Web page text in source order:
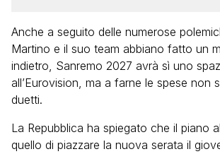
Anche a seguito delle numerose
Martino e il suo team abbiano fatto un
indietro, Sanremo 2027 avrà sì uno
all’Eurovision, ma a farne le spese non
duetti.
La Repubblica ha spiegato che il piano
quello di piazzare la nuova serata il